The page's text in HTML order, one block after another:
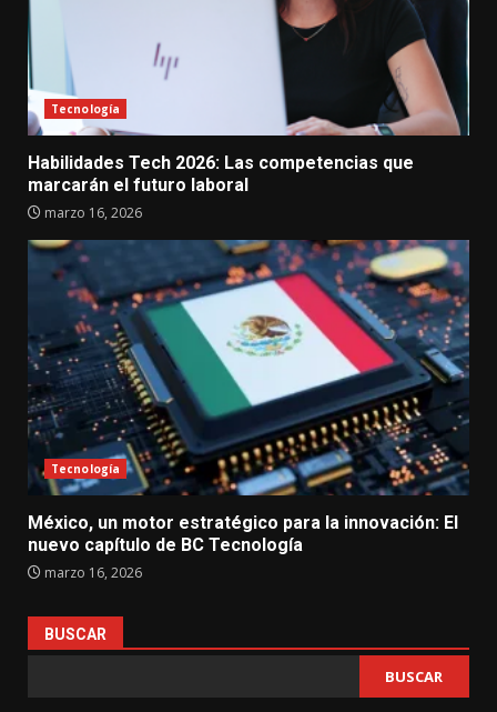
Tecnología
Habilidades Tech 2026: Las competencias que
marcarán el futuro laboral
marzo 16, 2026
Tecnología
México, un motor estratégico para la innovación: El
nuevo capítulo de BC Tecnología
marzo 16, 2026
BUSCAR
BUSCAR